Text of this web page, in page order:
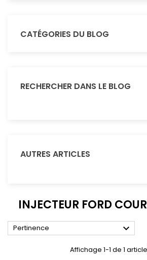
CATÉGORIES DU BLOG
RECHERCHER DANS LE BLOG
AUTRES ARTICLES
INJECTEUR FORD
Pertinence 
Affichage 1-1 de 1